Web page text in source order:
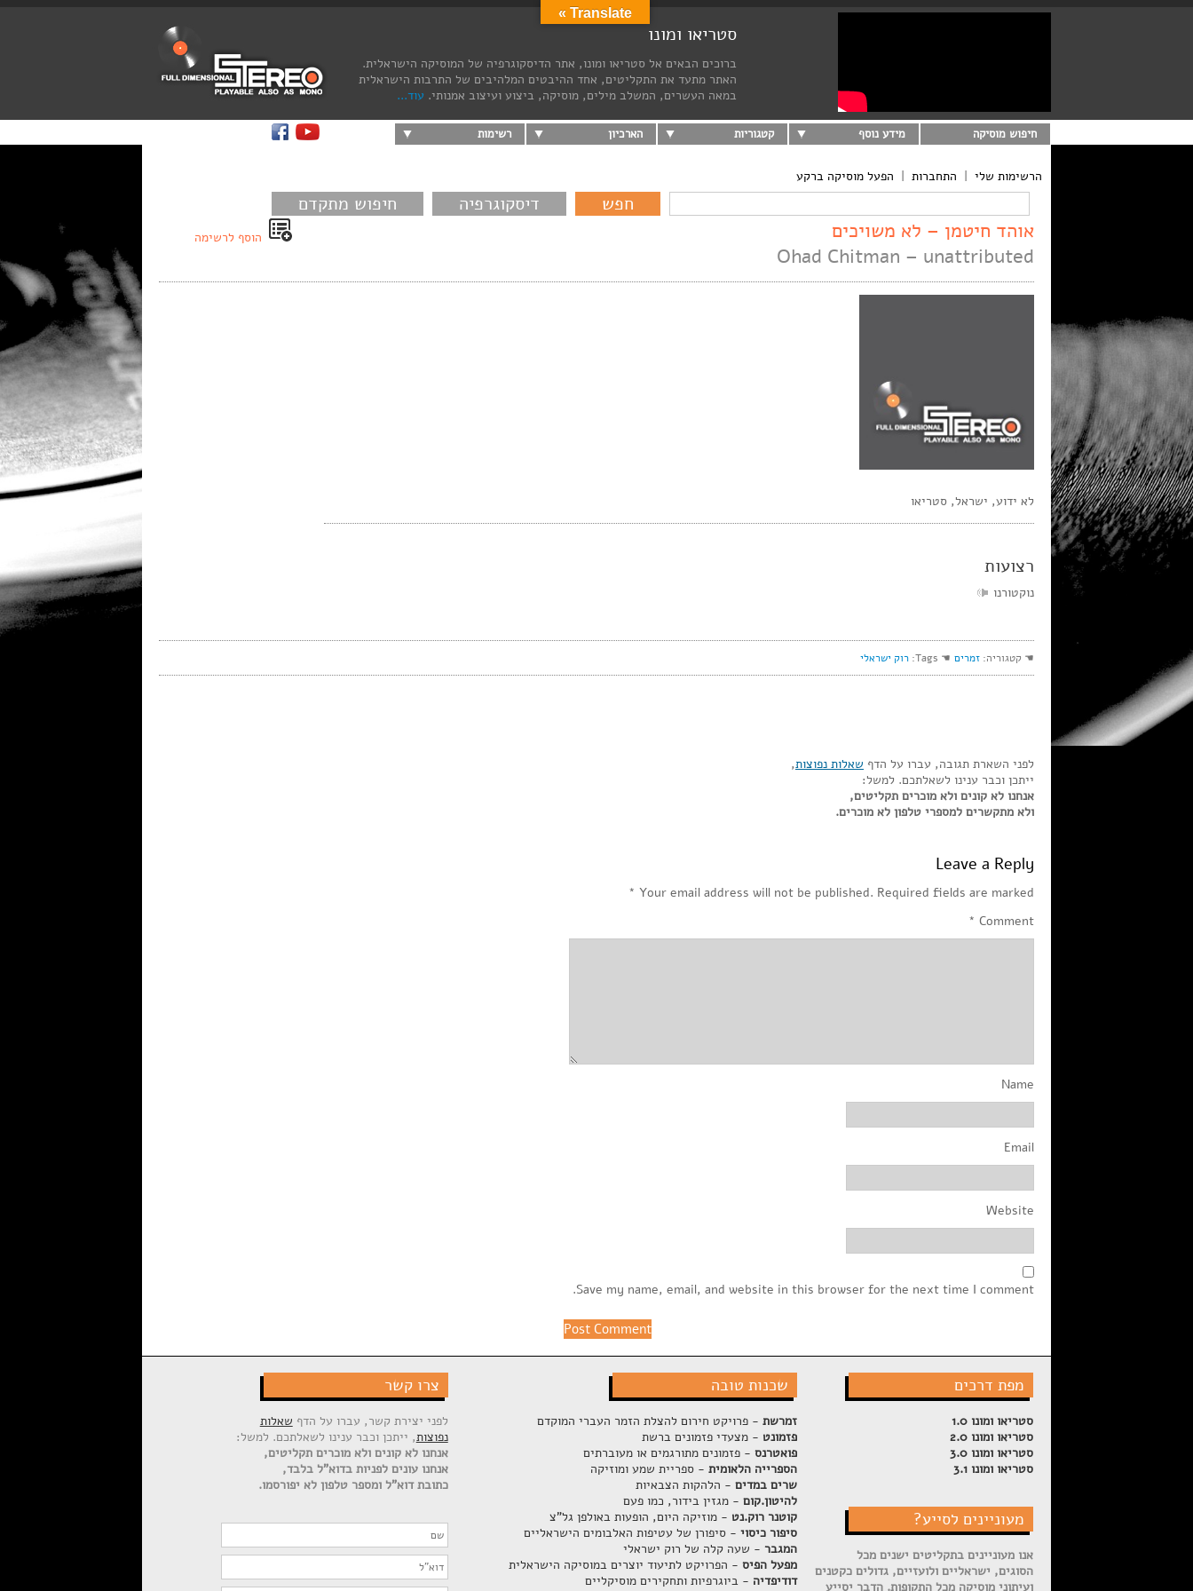
סטריאו ומונו
ברוכים הבאים אל סטריאו ומונו, אתר הדיסקוגרפיה של המוסיקה הישראלית.
האתר מתעד את התקליטים, אחד ההיבטים המלהיבים של התרבות הישראלית
במאה העשרים, המשלב מילים, מוסיקה, ביצוע ועיצוב אמנותי. עוד...
חיפוש מוסיקה מידע נוסף קטגוריות הארכיון רשימות
הרשימות שלי | התחברות | הפעל מוסיקה ברקע
דיסקוגרפיה חיפוש מתקדם
הוסף לרשימה
אוהד חיטמן – לא משויכים
Ohad Chitman – unattributed
לא ידוע, ישראל, סטריאו
רצועות
נוקטורנו
☚ קטגוריה: זמרים ☚ Tags: רוק ישראלי
לפני השארת תגובה, עברו על הדף שאלות נפוצות,
ייתכן וכבר ענינו לשאלתכם. למשל:
אנחנו לא קונים ולא מוכרים תקליטים,
ולא מתקשרים למספרי טלפון לא מוכרים.
Leave a Reply
Your email address will not be published. Required fields are marked
*
Comment
*
Name
Email
Website
Save my name, email, and website in this browser for the next time I comment.
צרו קשר
לפני יצירת קשר, עברו על הדף שאלות
נפוצות, ייתכן וכבר ענינו לשאלתכם. למשל:
אנחנו לא קונים ולא מוכרים תקליטים,
אנחנו עונים לפניות בדוא"ל בלבד,
כתובת דוא"ל ומספר טלפון לא יפורסמו.
מפת דרכים
סטריאו ומונו 1.0
סטריאו ומונו 2.0
סטריאו ומונו 3.0
סטריאו ומונו 3.1
מעוניינים לסייע?
אנו מעוניינים בתקליטים ישנים מכל
הסוגים, ישראליים ולועזיים, גדולים כקטנים
ועיתוני מוסיקה מכל התקופות. הדבר יסייע
שכנות טובה
זמרשת- פרויקט חירום להצלת הזמר העברי המוקדם
פזמונט - מצעדי פזמונים ברשת
פואטרנס- פזמונים מתורגמים או מעוברתים
הספרייה הלאומית- ספריית שמע ומוזיקה
שרים במדים- הלהקות הצבאיות
להיטון.קום- מגזין בידור, כמו פעם
קוטנר רוק.נט - מוזיקה היום, הופעות באולפן גל"צ
סיפור כיסוי- סיפורן של עטיפות האלבומים הישראליים
המגבר- שעה קלה של רוק ישראלי
מפעל הפיס- הפרויקט לתיעוד יוצרים במוסיקה הישראלית
דודיפדיה - ביוגרפיות ותחקירים מוסיקליים
Translate »